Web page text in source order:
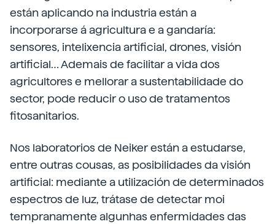
están aplicando na industria están a
incorporarse á agricultura e a gandaría:
sensores, intelixencia artificial, drones, visión
artificial… Ademais de facilitar a vida dos
agricultores e mellorar a sustentabilidade do
sector, pode reducir o uso de tratamentos
fitosanitarios.
Nos laboratorios de Neiker están a estudarse,
entre outras cousas, as posibilidades da visión
artificial: mediante a utilización de determinados
espectros de luz, trátase de detectar moi
tempranamente algunhas enfermidades das